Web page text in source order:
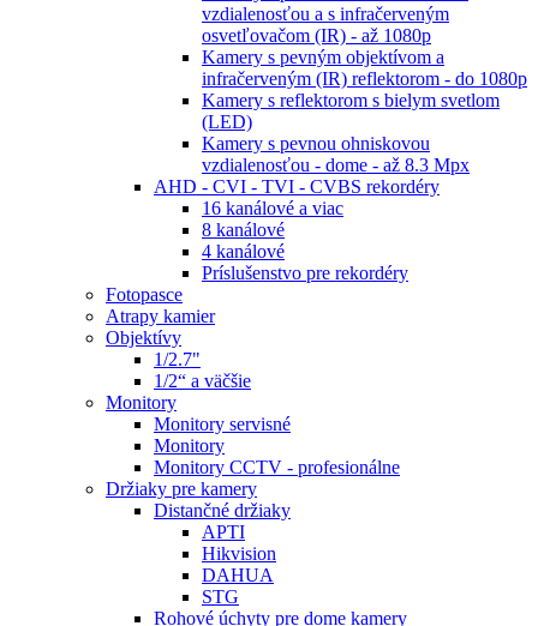
vzdialenosťou a s infračerveným
osvetľovačom (IR) - až 1080p
Kamery s pevným objektívom a
infračerveným (IR) reflektorom - do 1080p
Kamery s reflektorom s bielym svetlom
(LED)
Kamery s pevnou ohniskovou
vzdialenosťou - dome - až 8.3 Mpx
AHD - CVI - TVI - CVBS rekordéry
16 kanálové a viac
8 kanálové
4 kanálové
Príslušenstvo pre rekordéry
Fotopasce
Atrapy kamier
Objektívy
1/2.7"
1/2“ a väčšie
Monitory
Monitory servisné
Monitory
Monitory CCTV - profesionálne
Držiaky pre kamery
Distančné držiaky
APTI
Hikvision
DAHUA
STG
Rohové úchyty pre dome kamery